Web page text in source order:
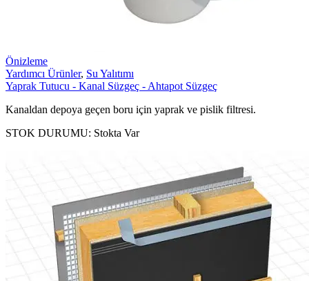
Önizleme
Yardımcı Ürünler, Su Yalıtımı
Yaprak Tutucu - Kanal Süzgeç - Ahtapot Süzgeç
Kanaldan depoya geçen boru için yaprak ve pislik filtresi.
STOK DURUMU: Stokta Var